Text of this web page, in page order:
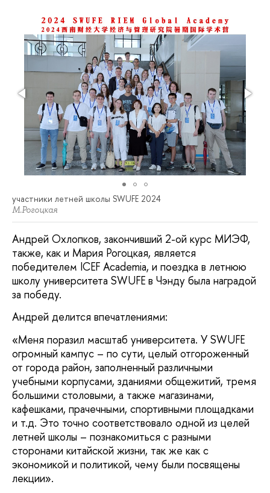
участники летней школы SWUFE 2024
М.Рогоцкая
Андрей Охлопков, закончивший 2-ой курс МИЭФ,
также, как и Мария Рогоцкая, является
победителем ICEF Academia, и поездка в летнюю
школу университета SWUFE в Чэнду была наградой
за победу.
Андрей делится впечатлениями:
«Меня поразил масштаб университета. У SWUFE
огромный кампус – по сути, целый отгороженный
от города район, заполненный различными
учебными корпусами, зданиями общежитий, тремя
большими столовыми, а также магазинами,
кафешками, прачечными, спортивными площадками
и т.д. Это точно соответствовало одной из целей
летней школы – познакомиться с разными
сторонами китайской жизни, так же как с
экономикой и политикой, чему были посвящены
лекции».